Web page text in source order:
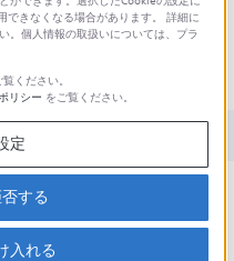
で撮影すると
程度にしか
ぜか
対象製品カテゴリー・製品
た場合はヒストグラムが圧
ムの右側の場所の表示頻度
できなくなる場合があります。 詳細に
。個人情報の取扱いについては、プラ
ください。
リシー をご覧ください。
定
する
入れる